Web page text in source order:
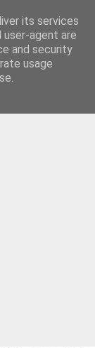
its services
user-agent are
and security
usage